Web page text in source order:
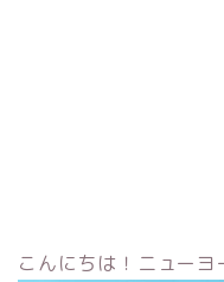
こんにちは！ニューヨ